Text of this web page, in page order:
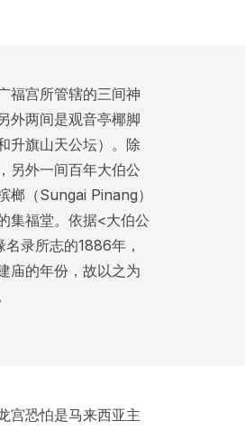
福宫所管辖的三间神
外两间是观音亭椰脚
升旗山天公坛）。除
另外一间百年大伯公
榔（Sungai Pinang）
集福堂。依据<大伯公
录所志的1886年，
庙的年份，故以之为
宫恐怕是马来西亚主